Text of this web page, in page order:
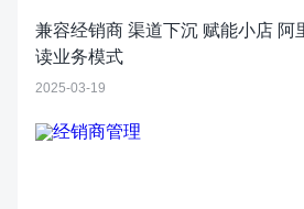
兼容经销商 渠道下沉 赋能小店 阿
读业务模式
2025-03-19